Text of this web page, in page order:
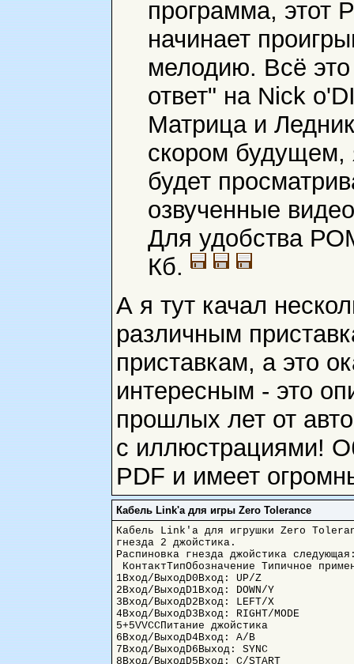
программа, этот
начинает
мелодию. Всё
ответ" на Nick
Матрица и
скором будущем,
будет
озвученные
Для удобства
Кб.
А я тут качал
различным
приставкам, а это
интересным - это
прошлых лет от
с иллюстрациями!
PDF и имеет
Кабель Link'а для игры Zero Tolerance
Кабель Link'а для игрушки Zero
гнезда 2 джойстика.
Распиновка гнезда джойстика
КонтактТипОбозначение Типичное
1Вход/ВыходD0Вход: UP/Z
2Вход/ВыходD1Вход: DOWN/Y
3Вход/ВыходD2Вход: LEFT/X
4Вход/ВыходD3Вход: RIGHT/MODE
5+5VVCCПитание джойстика
6Вход/ВыходD4Вход: A/B
7Вход/ВыходD6Выход: SYNC
8Вход/ВыходD5Вход: C/START